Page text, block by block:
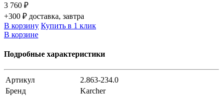
3 760 ₽
+300 ₽ доставка, завтра
В корзину Купить в 1 клик
В корзине
Подробные характеристики
Артикул
2.863-234.0
Бренд
Karcher